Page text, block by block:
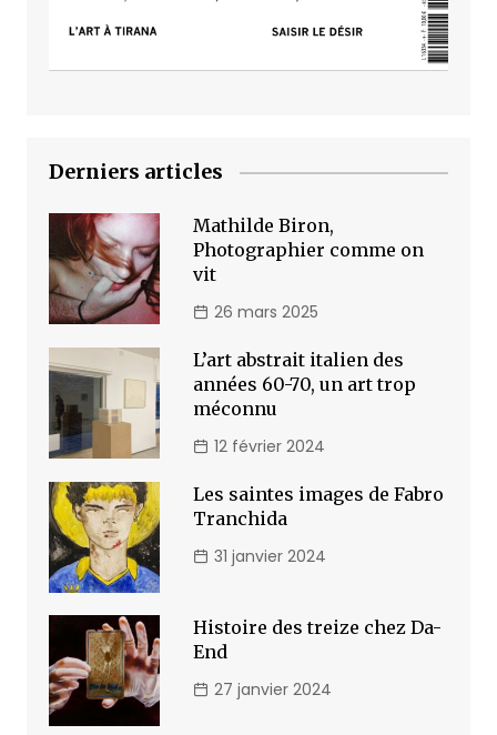
Derniers articles
Mathilde Biron,
Photographier comme on
vit
26 mars 2025
L’art abstrait italien des
années 60-70, un art trop
méconnu
12 février 2024
Les saintes images de Fabro
Tranchida
31 janvier 2024
Histoire des treize chez Da-
End
27 janvier 2024